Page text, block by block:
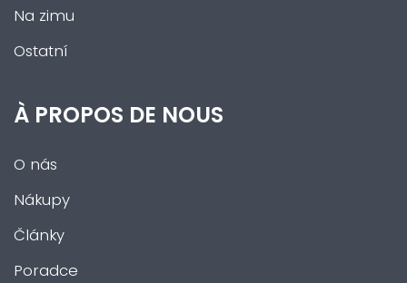
Na zimu
Ostatní
À PROPOS DE NOUS
O nás
Nákupy
Články
Poradce